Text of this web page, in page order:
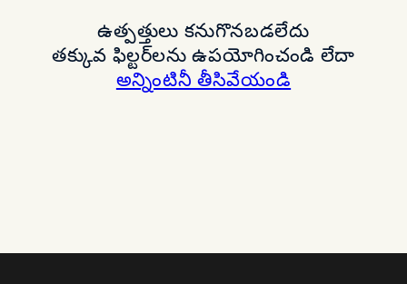
ఉత్పత్తులు కనుగొనబడలేదు
తక్కువ ఫిల్టర్‌లను ఉపయోగించండి లేదా
అన్నింటినీ తీసివేయండి